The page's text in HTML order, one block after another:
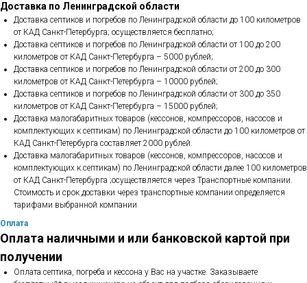
Доставка по Ленинградской области
Доставка септиков и погребов по Ленинградской области до 100 километров
от КАД Санкт-Петербурга; осуществляется бесплатно;
Доставка септиков и погребов по Ленинградской области от 100 до 200
километров от КАД Санкт-Петербурга – 5000 рублей;
Доставка септиков и погребов по Ленинградской области от 200 до 300
километров от КАД Санкт-Петербурга – 10000 рублей;
Доставка септиков и погребов по Ленинградской области от 300 до 350
километров от КАД Санкт-Петербурга – 15000 рублей;
Доставка малогабаритных товаров (кессонов, компрессоров, насосов и
комплектующих к септикам) по Ленинградской области до 100 километров от
КАД Санкт-Петербурга составляет 2000 рублей.
Доставка малогабаритных товаров (кессонов, компрессоров, насосов и
комплектующих к септикам) по Ленинградской области далее 100 километров
от КАД Санкт-Петербурга ;осуществляется через Транспортные компании.
Стоимость и срок доставки через транспортные компании определяется
тарифами выбранной компании
Оплата
Оплата наличными и или банковской картой при
получении
Оплата септика, погреба и кессона у Вас на участке. Заказываете